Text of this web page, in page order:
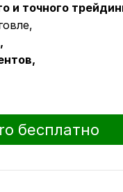
и точного
бесплатно